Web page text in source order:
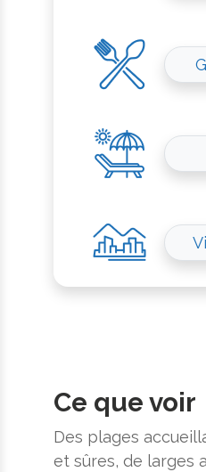
Ce que voir
Des plages
et sûres, de larges